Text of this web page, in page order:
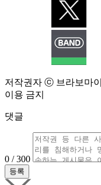
저작권자 ⓒ 브라보마
이용 금지
댓글
0 / 300